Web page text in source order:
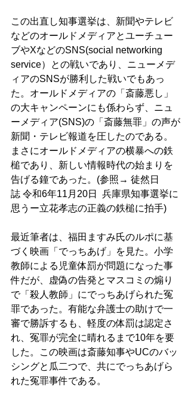
この出直し知事選挙は、新聞やテレビ
などのオールドメディアとユーチュー
ブやXなどのSNS(social networking
service）との戦いであり、ニューメデ
ィアのSNSが勝利した戦いでもあっ
た。オールドメディアの「斎藤悪し」
の大キャンペーンにも係わらず、ニュ
ーメディア(SNS)の「斎藤無罪」の声が
新聞・テレビ報道を圧したのである。
まさにオールドメディアの横暴への鉄
槌であり、新しい情報時代の始まりを
告げる鐘であった。(参照→ 徒然日
誌 令和6年11月20日  兵庫県知事選挙に
思うー立花孝志の正義の鉄槌に拍手)
最近筆者は、福田ますみ氏のルポに基
づく映画「でっちあげ」を見た。小学
教師による児童体罰が問題になった事
件だが、虚偽の告発とマスコミの煽り
で「殺人教師」にでっちあげられた冤
罪であった。有能な弁護士の助けで一
審で勝訴するも、軽度の体罰は認定さ
れ、冤罪が完全に晴れるまで10年を要
した。この映画は斎藤知事やUCのバッ
シングと瓜二つで、共にでっちあげら
れた冤罪事件である。